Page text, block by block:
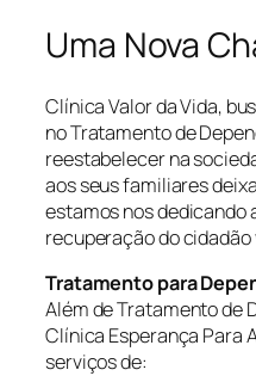
Uma Nova
Clínica Valor da Vida,
no Tratamento de
reestabelecer na
aos seus familiares
estamos nos dedicando
recuperação do
Tratamento para
Além de Tratamento de
Clínica Esperança Para
serviços de: